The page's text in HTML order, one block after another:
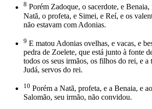
8 Porém Zadoque, o sacerdote, e
Natã, o profeta, e Simei, e Reí, e os
não estavam com Adonias.
9 E matou Adonias ovelhas, e vacas, e
pedra de Zoelete, que está junto à fonte
todos os seus irmãos, os filhos do rei, e a
Judá, servos do rei.
10 Porém a Natã, profeta, e a Benaia, e
Salomão, seu irmão, não convidou.